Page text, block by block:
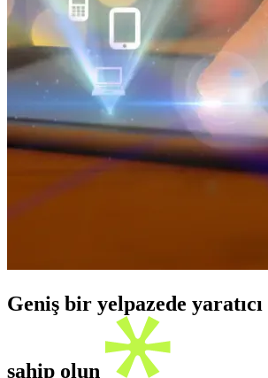
Geniş bir yelpazede
sahip olun